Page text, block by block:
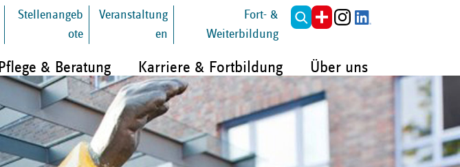
Stellenangeb
ote
Veranstaltung
en
Fort- &
Weiterbildung
Pflege & Beratung Karriere & Fortbildung Über uns